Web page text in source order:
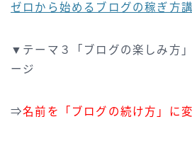
ゼロから始めるブログの稼ぎ方
▼テーマ３「ブログの楽しみ方
ージ
⇒名前を「ブログの続け方」に